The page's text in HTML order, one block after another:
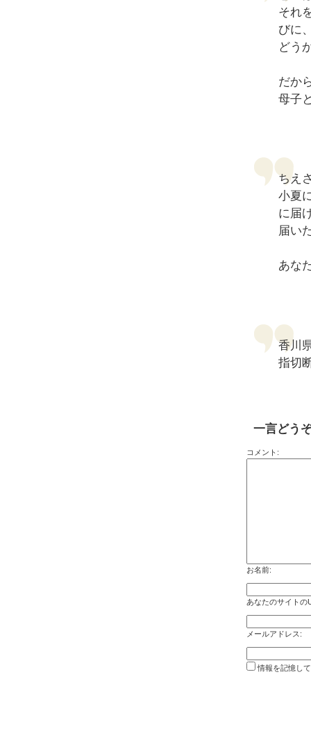
それ
びに
どう
だか
母子
ちえ
小夏
に届
届い
あな
香川
指切
一言どう
コメント:
お名前:
あなたのサイトの
メールアドレス:
情報を記憶し